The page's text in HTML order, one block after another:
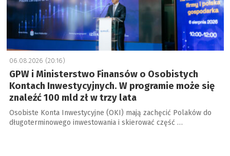
06.08.2026 (20:16)
GPW i Ministerstwo Finansów o Osobistych
Kontach Inwestycyjnych. W programie może się
znaleźć 100 mld zł w trzy lata
Osobiste Konta Inwestycyjne (OKI) mają zachęcić Polaków do
długoterminowego inwestowania i skierować część …